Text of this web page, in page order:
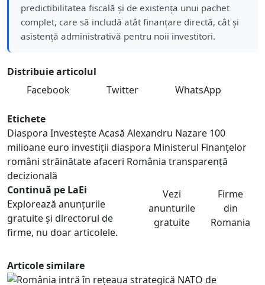
predictibilitatea fiscală și de existența unui pachet
complet, care să includă atât finanțare directă, cât și
asistență administrativă pentru noii investitori.
Distribuie articolul
Facebook
Twitter WhatsApp
Etichete
Diaspora Investește Acasă Alexandru Nazare 100
milioane euro investiții diaspora Ministerul Finanțelor
români străinătateafaceri România transparență
decizională
Continuă pe LaEi
Explorează anunțurile
gratuite și directorul de
firme, nu doar articolele.
Vezi
anunturile
gratuite
Firme
din
Romania
Articole similare